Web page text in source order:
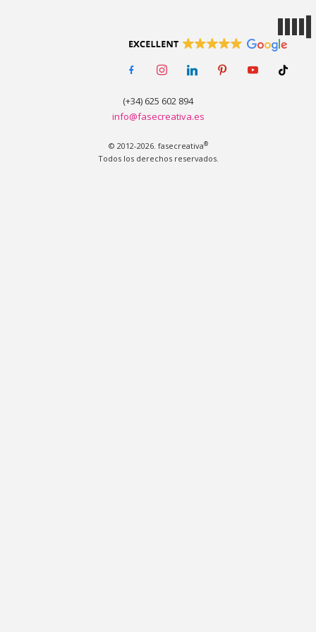
facebook-instagramlinkedin pinterestyoutube tiktok
(+34) 625 602 894
info@fasecreativa.es
© 2012-2026. fasecreativa®
Todos los derechos reservados.